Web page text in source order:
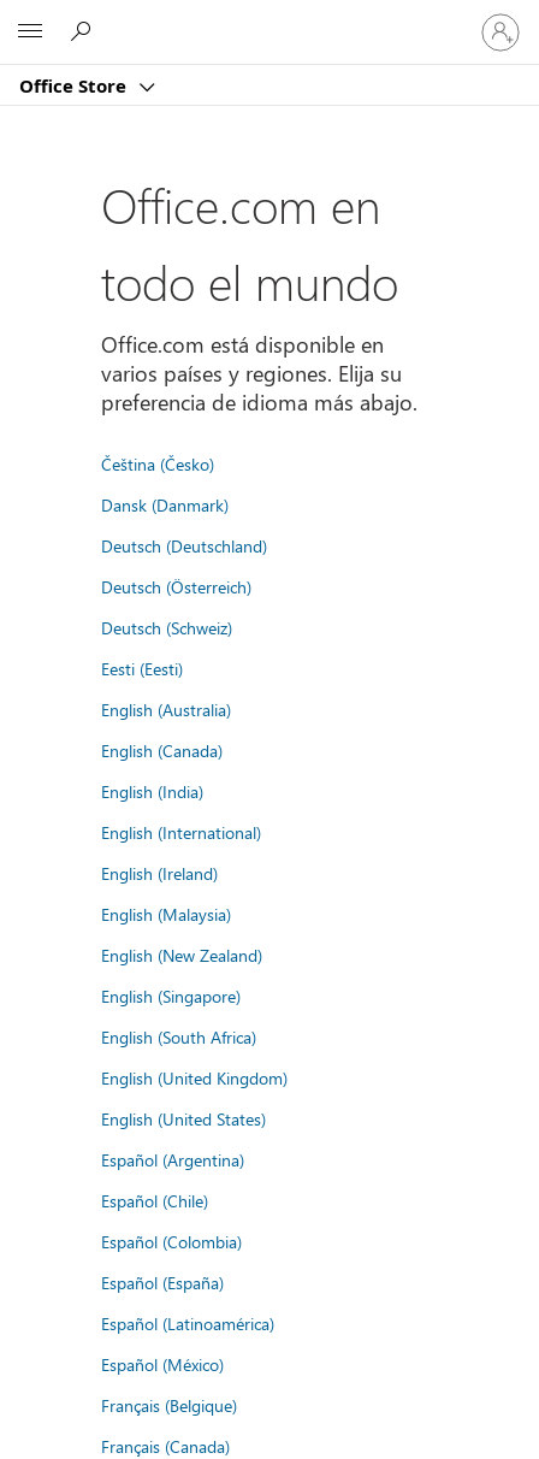
Office Store
Iniciar
sesión
en
cuenta
Office.com en
todo el mundo
Office.com está disponible en
varios países y regiones. Elija su
preferencia de idioma más abajo.
Čeština (Česko)
Dansk (Danmark)
Deutsch (Deutschland)
Deutsch (Österreich)
Deutsch (Schweiz)
Eesti (Eesti)
English (Australia)
English (Canada)
English (India)
English (International)
English (Ireland)
English (Malaysia)
English (New Zealand)
English (Singapore)
English (South Africa)
English (United Kingdom)
English (United States)
Español (Argentina)
Español (Chile)
Español (Colombia)
Español (España)
Español (Latinoamérica)
Español (México)
Français (Belgique)
Français (Canada)